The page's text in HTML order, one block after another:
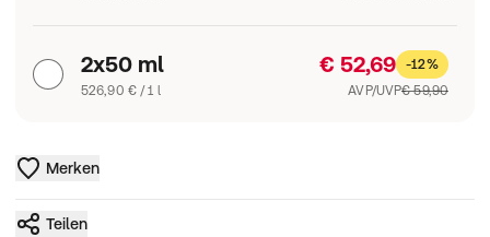
2x50 ml
526,90 € / 1 l
€ 52,69
-12%
AVP/UVP€ 59,90
Merken
Teilen